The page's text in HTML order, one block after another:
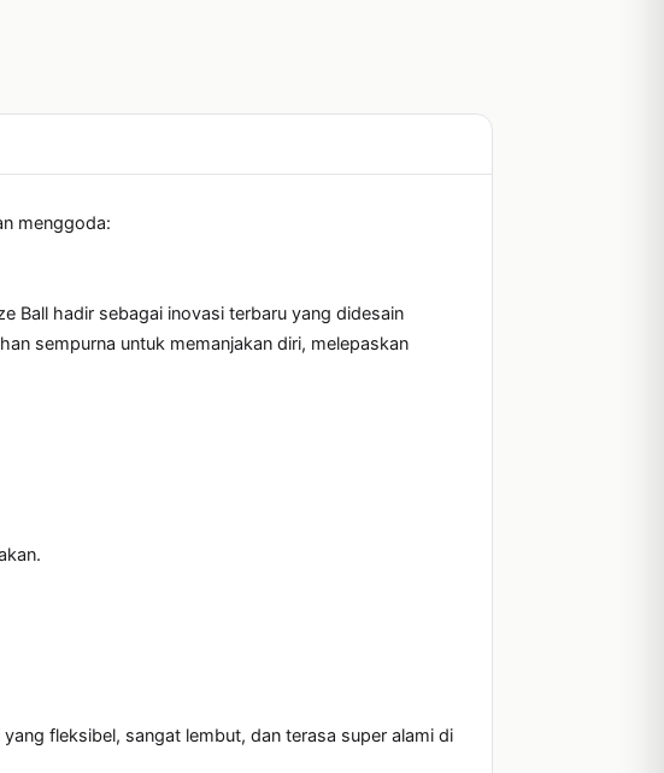
menggoda:
Ball hadir sebagai inovasi terbaru yang didesain
sempurna untuk memanjakan diri, melepaskan
fleksibel, sangat lembut, dan terasa super alami di